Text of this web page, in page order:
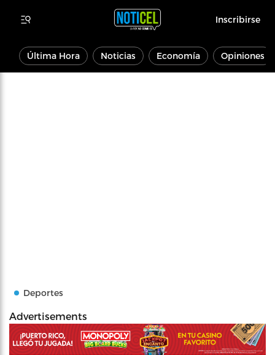
Inscribirse
Última Hora Noticias Economía Opiniones
Deportes
Advertisements